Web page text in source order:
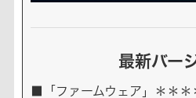
最新バー
■「ファームウェア」＊＊